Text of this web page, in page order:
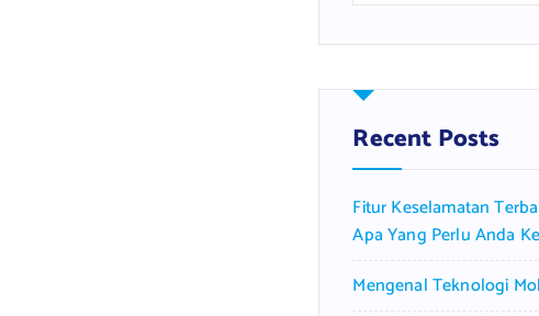
r
h
f
o
:
Recent Posts
Fitur Keselamatan
Apa Yang Perlu Anda
Mengenal Teknologi